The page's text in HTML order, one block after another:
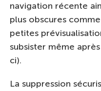
navigation récente
plus obscures
petites
subsister même
ci).
La suppression